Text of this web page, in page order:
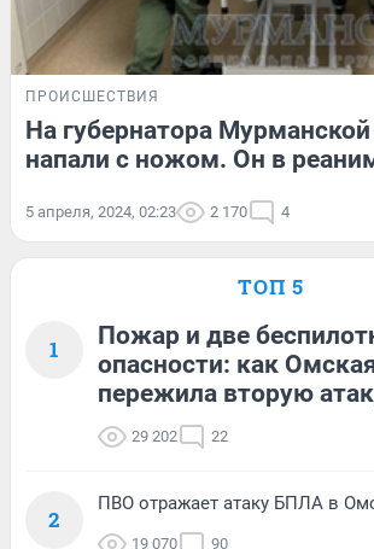
ПРОИСШЕСТВИЯ
На губернатора Мурманской
напали с ножом. Он в
5 апреля, 2024, 02:23 2 170 4
ТОП 5
1
Пожар и две
опасности: как
пережила вторую
29 202 22
2
ПВО отражает атаку БПЛА в
19 070 90